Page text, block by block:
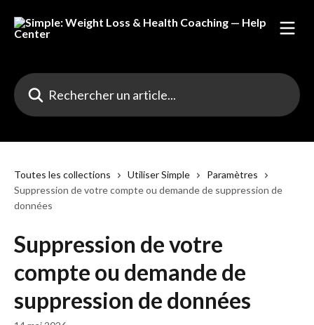
Rechercher un article...
Toutes les collections Utiliser Simple
Paramètres
Suppression de votre compte ou demande de suppression de
données
Suppression de votre
compte ou demande de
suppression de données